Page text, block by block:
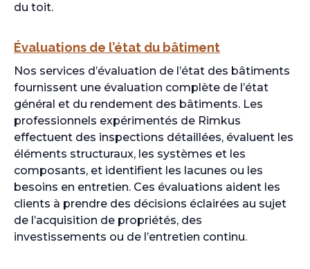
du toit.
Évaluations de l’état du bâtiment
Nos services d’évaluation de l’état des bâtiments
fournissent une évaluation complète de l’état
général et du rendement des bâtiments. Les
professionnels expérimentés de Rimkus
effectuent des inspections détaillées, évaluent les
éléments structuraux, les systèmes et les
composants, et identifient les lacunes ou les
besoins en entretien. Ces évaluations aident les
clients à prendre des décisions éclairées au sujet
de l’acquisition de propriétés, des
investissements ou de l’entretien continu.